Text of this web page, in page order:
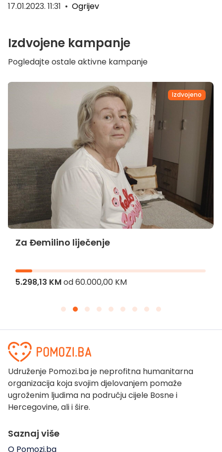
17.01.2023. 11:31 • Ogrijev
Izdvojene kampanje
Pogledajte ostale aktivne kampanje
Izdvojeno
Za Đemilino liječenje
5.298,13 KMod60.000,00 KM
Udruženje Pomozi.ba je neprofitna humanitarna
organizacija koja svojim djelovanjem pomaže
ugroženim ljudima na području cijele Bosne i
Hercegovine, ali i šire.
Saznaj više
O Pomozi.ba